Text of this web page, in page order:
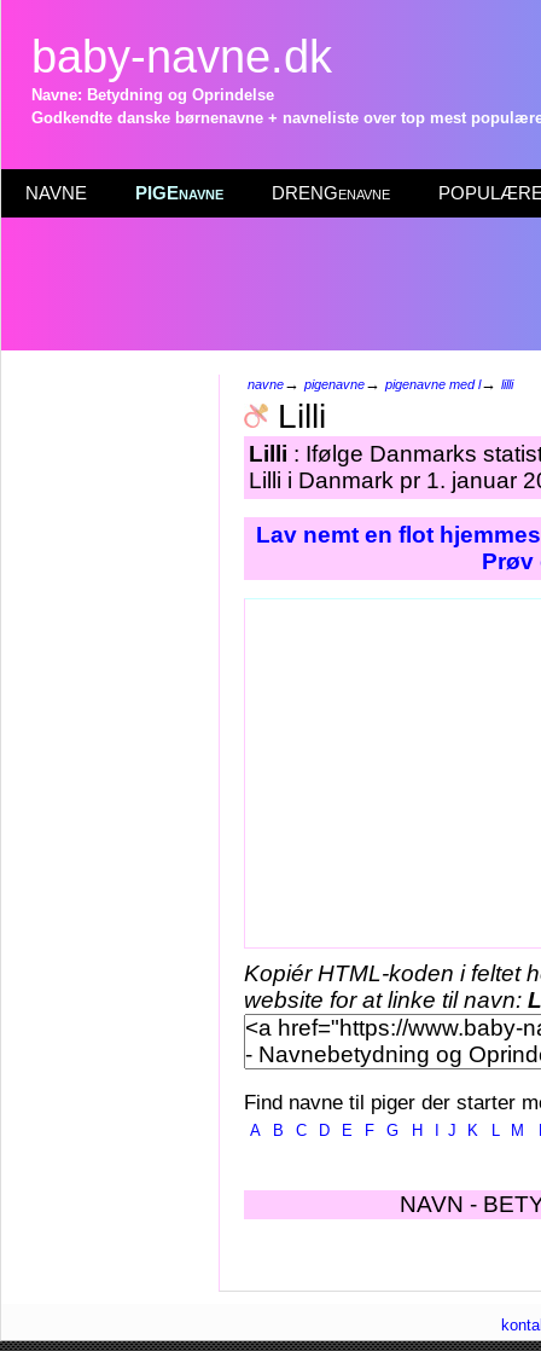
baby-navne.dk
Navne: Betydning og Oprindelse
Godkendte danske børnenavne + navneliste over top mest
NAVNE PIGEnavne DRENGenavne POPULÆRE
navne→ pigenavne→ pigenavne med l→ lilli
Lilli
Lilli : Ifølge Danmarks
Lilli i Danmark pr 1. januar
Lav nemt en flot
Prøv
Kopiér HTML-koden i feltet
website for at linke til navn:
Find navne til piger der starter
A B C D E F G H J K L M
NAVN -